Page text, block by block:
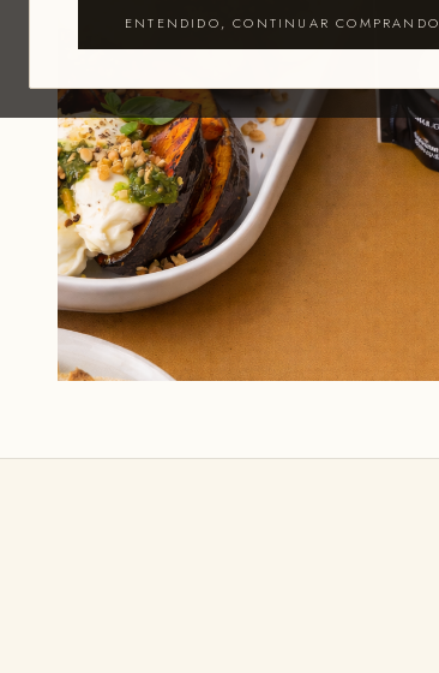
ENTENDIDO, CONTINUAR COMPRANDO